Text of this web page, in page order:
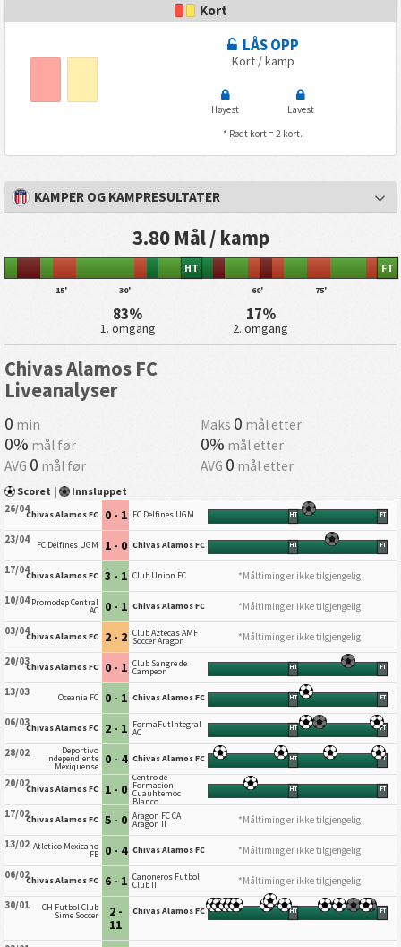
Kort
LÅS OPP
Kort / kamp
Høyest
Lavest
* Rødt kort = 2 kort.
KAMPER OG KAMPRESULTATER
3.80 Mål / kamp
15' 30'
HT
60' 75'
FT
83%
1. omgang
17%
2. omgang
Chivas Alamos FC
Liveanalyser
0 min Maks 0 mål etter
0% mål før 0% mål etter
AVG 0 mål før AVG 0 mål etter
Scoret | Innsluppet
26/04Chivas Alamos FC 0 - 1 FC Delfines UGM HT FT
23/04 FC Delfines UGM 1 - 0 Chivas Alamos FC HT FT
17/04Chivas Alamos FC 3 - 1 Club Union FC
*Måltiming er ikke tilgjengelig
10/04 Promodep Central
AC 0 - 1 Chivas Alamos FC
*Måltiming er ikke tilgjengelig
03/04Chivas Alamos FC 2 - 2 Club Aztecas AMF
Soccer Aragon
*Måltiming er ikke tilgjengelig
20/03Chivas Alamos FC 0 - 1 Club Sangre de
Campeon HT FT
13/03 Oceania FC 0 - 1 Chivas Alamos FC HT FT
06/03Chivas Alamos FC 2 - 1 FormaFutIntegral
AC HT FT
28/02 Deportivo
Independiente
Mexiquense 0 - 4 Chivas Alamos FC HT FT
20/02Chivas Alamos FC 1 - 0
Centro de
Formacion
Cuauhtemoc
Blanco
HT FT
17/02Chivas Alamos FC 5 - 0 Aragon FC CA
Aragon II
*Måltiming er ikke tilgjengelig
13/02 Atletico Mexicano
FE 0 - 4 Chivas Alamos FC
*Måltiming er ikke tilgjengelig
06/02Chivas Alamos FC 6 - 1 Canoneros Futbol
Club II
*Måltiming er ikke tilgjengelig
30/01
CH Futbol Club
Sime Soccer
2 -
11
Chivas Alamos FC HT FT